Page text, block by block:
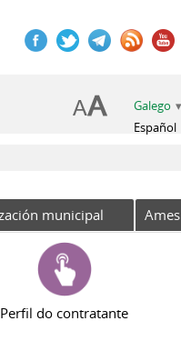
Galego
Español
municipal Ames
Perfil do contratante